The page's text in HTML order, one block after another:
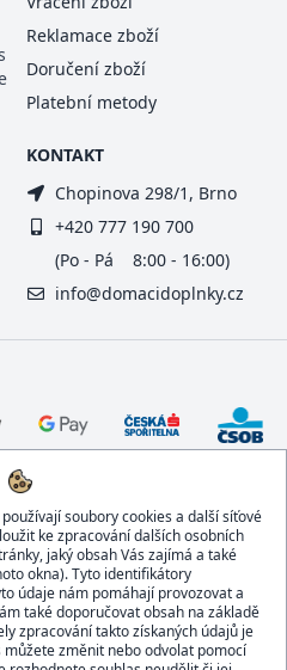
soubory cookies a další síťové
ke zpracování dalších osobních
jaký obsah Vás zajímá a také
okna). Tyto identifikátory
údaje nám pomáhají provozovat a
také doporučovat obsah na základě
zpracování takto získaných údajů je
můžete změnit nebo odvolat pomocí
Reklamace zboží
Doručení zboží
Platební metody
KONTAKT
Chopinova 298/1, Brno
+420 777 190 700
(Po - Pá 8:00 - 16:00)
info@domacidoplnky.cz